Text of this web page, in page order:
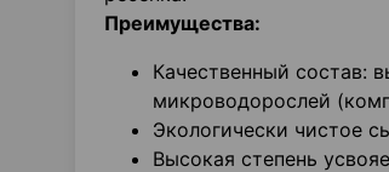
Преимущества:
Качественный состав:
микроводорослей
Экологически чистое
Высокая степень